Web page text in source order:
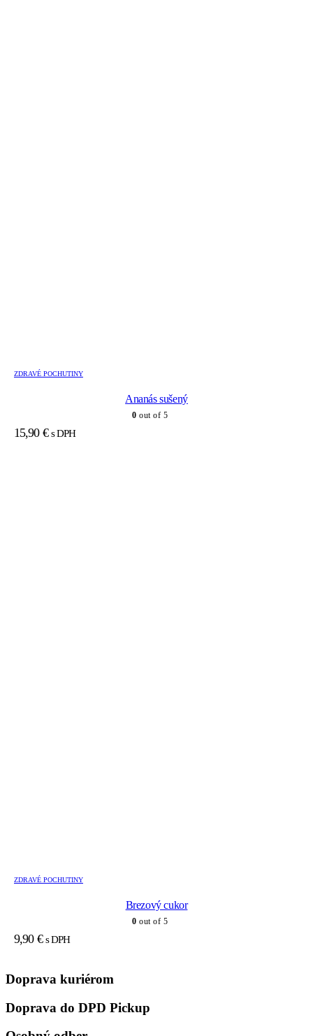
ZDRAVÉ POCHUTINY
Ananás sušený
0 out of 5
15,90 € s DPH
ZDRAVÉ POCHUTINY
Brezový cukor
0 out of 5
9,90 € s DPH
Doprava kuriérom
Doprava do DPD Pickup